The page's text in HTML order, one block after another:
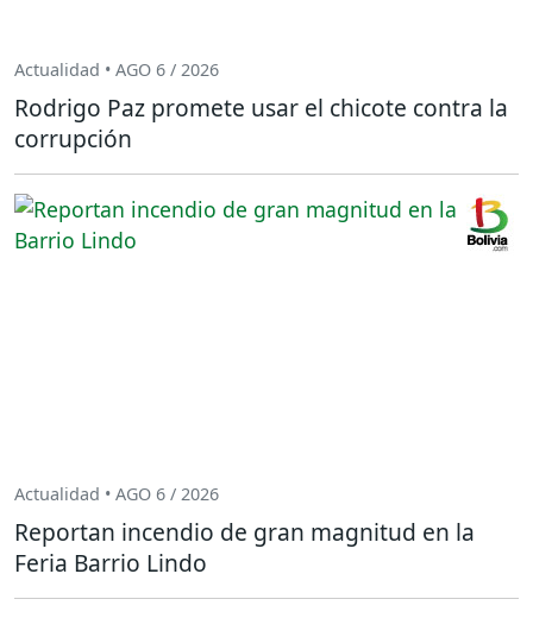
Actualidad • AGO 6 / 2026
Rodrigo Paz promete usar el chicote contra la
corrupción
Actualidad • AGO 6 / 2026
Reportan incendio de gran magnitud en la
Feria Barrio Lindo